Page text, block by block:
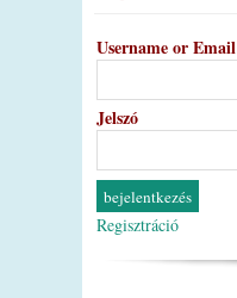
Username or Email
Jelszó
Regisztráció